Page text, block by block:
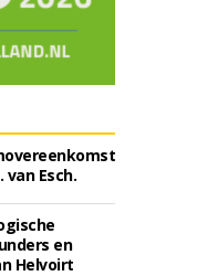
Esch.
en
Helvoirt